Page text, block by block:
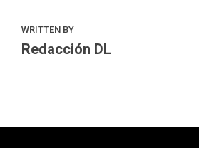
WRITTEN BY
Redacción DL